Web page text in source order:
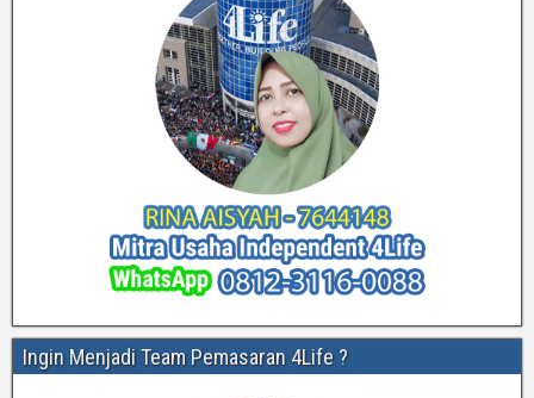
Ingin Menjadi Team Pemasaran 4Life ?